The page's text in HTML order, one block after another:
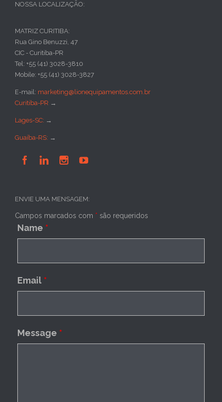
NOSSA LOCALIZAÇÃO:
MATRIZ CURITIBA:
Rua Gino Benuzzi, 47
CIC - Curitiba-PR
Tel: +55 (41) 3028-3810
Mobile: +55 (41) 3028-3827
E-mail: marketing@lionequipamentos.com.br
Curitiba-PR →
Lages-SC: →
Guaíba-RS: →
   
ENVIE UMA MENSAGEM:
Campos marcados com * são requeridos
Name *
Email *
Message *